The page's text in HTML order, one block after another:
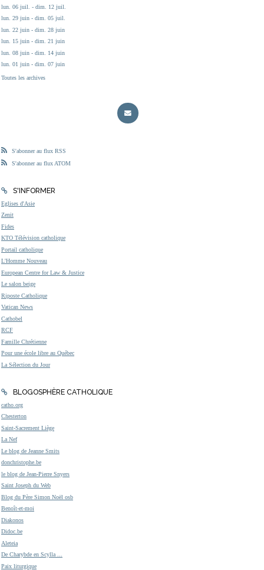
lun. 06 juil. - dim. 12 juil.
lun. 29 juin - dim. 05 juil.
lun. 22 juin - dim. 28 juin
lun. 15 juin - dim. 21 juin
lun. 08 juin - dim. 14 juin
lun. 01 juin - dim. 07 juin
Toutes les archives
S'abonner au flux RSS
S'abonner au flux ATOM
S'INFORMER
Eglises d'Asie
Zenit
Fides
KTO Télévision catholique
Portail catholique
L'Homme Nouveau
European Centre for Law & Justice
Le salon beige
Riposte Catholique
Vatican News
Cathobel
RCF
Famille Chrétienne
Pour une école libre au Québec
La Sélection du Jour
BLOGOSPHÈRE CATHOLIQUE
catho.org
Chesterton
Saint-Sacrement Liège
La Nef
Le blog de Jeanne Smits
donchristophe.be
le blog de Jean-Pierre Snyers
Saint Joseph du Web
Blog du Père Simon Noël osb
Benoît-et-moi
Diakonos
Didoc.be
Aleteia
De Charybde en Scylla ...
Paix liturgique